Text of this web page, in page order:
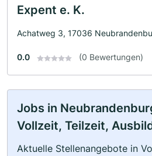
Expent e. K.
Achatweg 3, 17036
0.0 (0 Bewertungen)
Jobs in
Vollzeit, Teilzeit,
Aktuelle Stellenangebote in